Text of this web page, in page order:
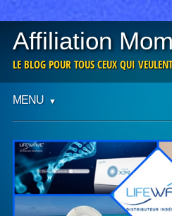
Affiliation
LE BLOG POUR TOUS CEUX QUI
Main menu
content
MENU